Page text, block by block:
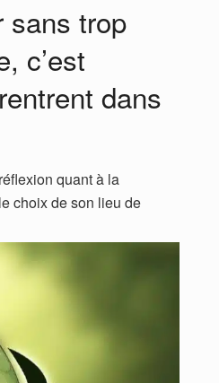
sans trop
c’est
dans
quant à la
choix de son lieu de